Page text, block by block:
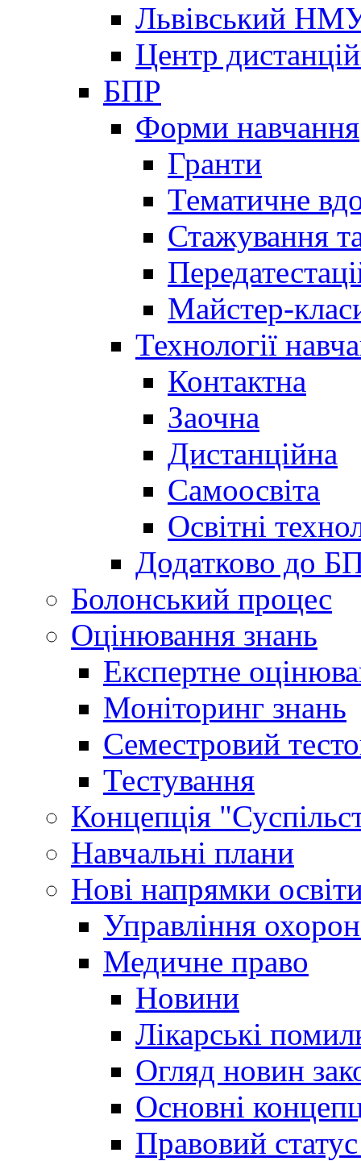
Львівський
Центр
БПР
Форми навчання
Гранти
Тематичне
Стажування
Майстер-
Технології
Контактна
Заочна
Дистанційна
Самоосвіта
Освітні
Додатково до
Болонський процес
Оцінювання знань
Експертне
Моніторинг знань
Семестровий
Тестування
Концепція
Навчальні плани
Нові напрямки
Управління
Медичне право
Новини
Лікарські
Огляд новин
Основні
Правовий